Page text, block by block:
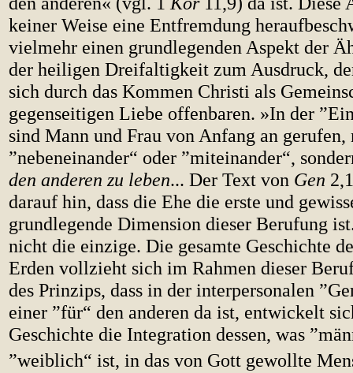
keiner Weise eine Entfremdung
vielmehr einen grundlegenden Aspekt der
der heiligen Dreifaltigkeit zum Ausdruck,
sich durch das Kommen Christi als
gegenseitigen Liebe offenbaren. »In der
sind Mann und Frau von Anfang an
”nebeneinander“ oder ”miteinander“,
den anderen zu leben... Der Text von Gen
darauf hin, dass die Ehe die erste und
grundlegende Dimension dieser Berufung
nicht die einzige. Die gesamte Geschichte
Erden vollzieht sich im Rahmen dieser
des Prinzips, dass in der interpersonalen
einer ”für“ den anderen da ist, entwickelt
Geschichte die Integration dessen, was
”weiblich“ ist, in das von Gott gewollte